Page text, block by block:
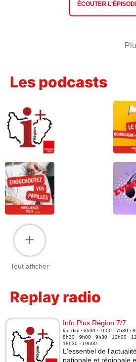
ÉCOUTER
Les podcasts
+
Tout afficher
Replay radio
Info Plus Région 7/7
lun-dim · 6h30 · 7h00 · 7h30 ·
8h30 · 9h00 · 9h30 · 12h00 ·
18h30 · 19h00
L'essentiel de
nationale et régionale